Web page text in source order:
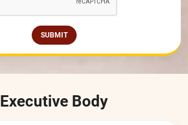
SUBMIT
Executive Body